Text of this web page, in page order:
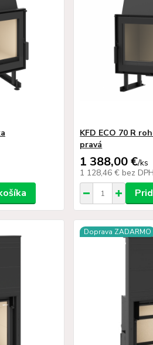
KFD ECO 70 R
pravá
1 388,00 €/ks
1 128,46 € bez DPH
Doprava ZADARMO